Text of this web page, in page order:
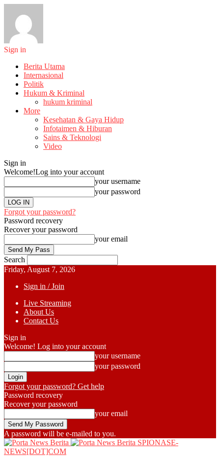
Sign in
Berita Utama
Internasional
Politik
Hukum & Kriminal
hukum kriminal
More
Kesehatan & Gaya Hidup
Infotaimen & Hiburan
Sains & Teknologi
Video
Sign in
Welcome!Log into your account
your username
your password
Forgot your password?
Password recovery
Recover your password
your email
Search
Friday, August 7, 2026
Sign in / Join
Live Streaming
About Us
Contact Us
Sign in
Welcome! Log into your account
your username
your password
Forgot your password? Get help
Password recovery
Recover your password
your email
A password will be e-mailed to you.
SPIONASE-
NEWS[DOT]COM